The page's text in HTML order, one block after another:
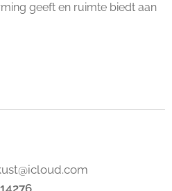
geeft en ruimte biedt aan